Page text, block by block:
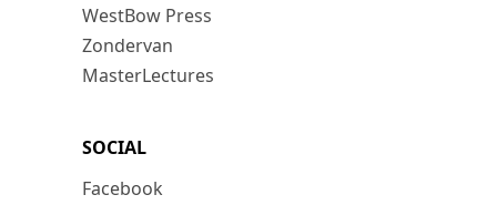
WestBow Press
Zondervan
MasterLectures
SOCIAL
Facebook